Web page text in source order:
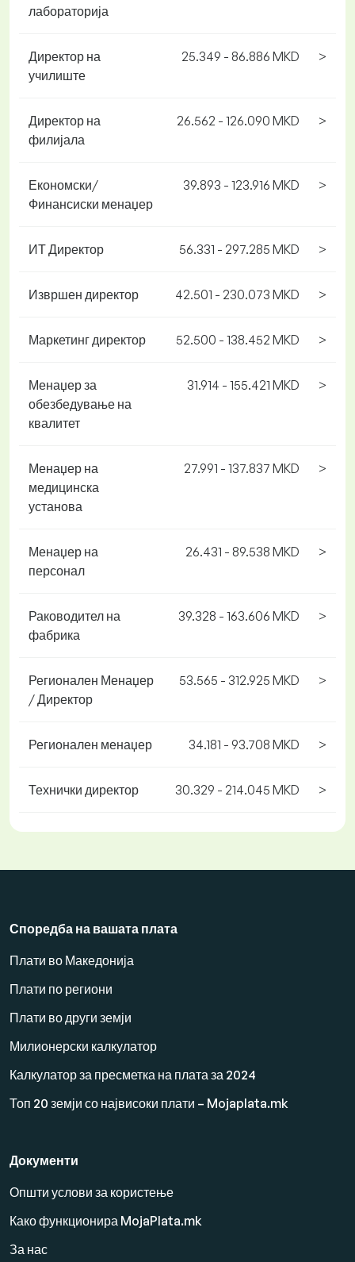
лабораторија
Директор на
училиште
25.349 - 86.886 MKD >
Директор на
филијала
26.562 - 126.090 MKD >
Економски/
Финансиски менаџер
39.893 - 123.916 MKD >
ИТ Директор 56.331 - 297.285 MKD >
Извршен директор 42.501 - 230.073 MKD >
Маркетинг директор 52.500 - 138.452 MKD >
Менаџер за
обезбедување на
квалитет
31.914 - 155.421 MKD >
Менаџер на
медицинска
установа
27.991 - 137.837 MKD >
Менаџер на
персонал
26.431 - 89.538 MKD >
Раководител на
фабрика
39.328 - 163.606 MKD >
Регионален Менаџер
/ Директор
53.565 - 312.925 MKD >
Регионален менаџер 34.181 - 93.708 MKD >
Технички директор 30.329 - 214.045 MKD >
Споредба на вашата плата
Плати во Македонија
Плати по региони
Плати во други земји
Милионерски калкулатор
Калкулатор за пресметка на плата за 2024
Топ 20 земји со највисоки плати – Mojaplata.mk
Документи
Општи услови за користење
Како функционира MojaPlata.mk
За нас